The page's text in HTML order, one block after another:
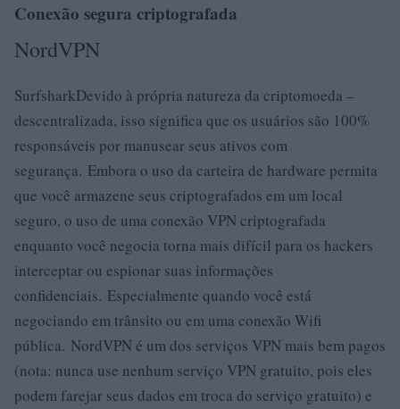
Conexão segura criptografada
NordVPN
SurfsharkDevido à própria natureza da criptomoeda –
descentralizada, isso significa que os usuários são 100%
responsáveis ​​por manusear seus ativos com
segurança. Embora o uso da carteira de hardware permita
que você armazene seus criptografados em um local
seguro, o uso de uma conexão VPN criptografada
enquanto você negocia torna mais difícil para os hackers
interceptar ou espionar suas informações
confidenciais. Especialmente quando você está
negociando em trânsito ou em uma conexão Wifi
pública. NordVPN é um dos serviços VPN mais bem pagos
(nota: nunca use nenhum serviço VPN gratuito, pois eles
podem farejar seus dados em troca do serviço gratuito) e